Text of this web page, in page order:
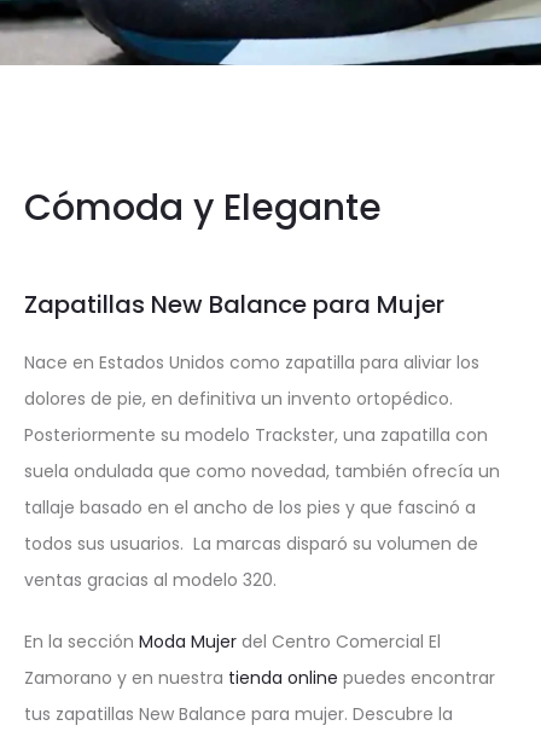
Cómoda y Elegante
Zapatillas New Balance para Mujer
Nace en Estados Unidos como zapatilla para aliviar los
dolores de pie, en definitiva un invento ortopédico.
Posteriormente su modelo Trackster, una zapatilla con
suela ondulada que como novedad, también ofrecía un
tallaje basado en el ancho de los pies y que fascinó a
todos sus usuarios. La marcas disparó su volumen de
ventas gracias al modelo 320.
En la sección Moda Mujer del Centro Comercial El
Zamorano y en nuestra tienda online puedes encontrar
tus zapatillas New Balance para mujer. Descubre la